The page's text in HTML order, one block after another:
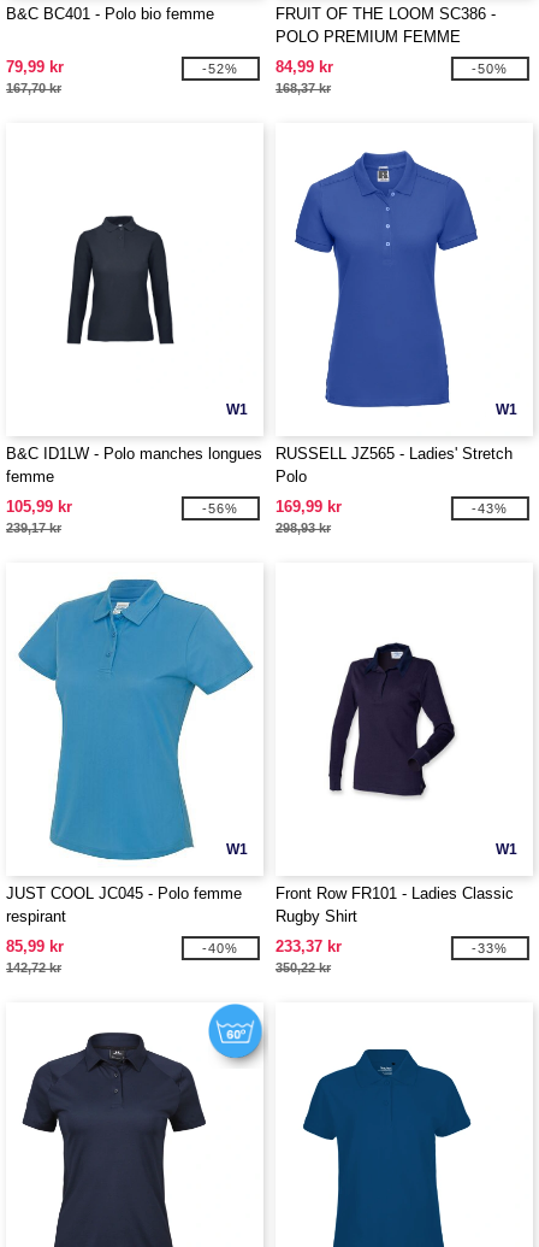
B&C BC401 - Polo bio femme
79,99 kr
167,70 kr
-52%
FRUIT OF THE LOOM SC386 -
POLO PREMIUM FEMME
84,99 kr
168,37 kr
-50%
W1
B&C ID1LW - Polo manches longues
femme
105,99 kr
239,17 kr
-56%
W1
RUSSELL JZ565 - Ladies' Stretch
Polo
169,99 kr
298,93 kr
-43%
W1
JUST COOL JC045 - Polo femme
respirant
85,99 kr
142,72 kr
-40%
W1
Front Row FR101 - Ladies Classic
Rugby Shirt
233,37 kr
350,22 kr
-33%